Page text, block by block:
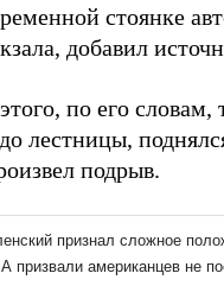
стоянке
добавил
по его
лестницы,
подрыв.